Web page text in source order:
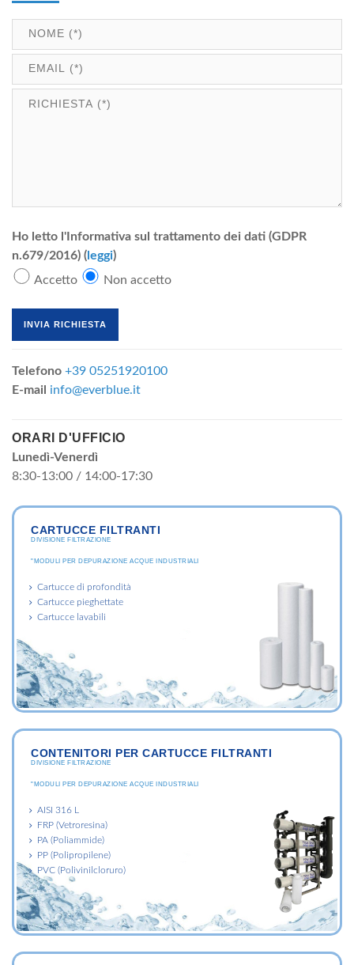
Ho letto l'Informativa sul trattamento dei dati (GDPR
n.679/2016) ( leggi)
Accetto
Non accetto
Telefono +39 05251920100
E-mail
info@everblue.it
ORARI D'UFFICIO
Lunedì-Venerdì
8:30-13:00 / 14:00-17:30
CARTUCCE FILTRANTI
DIVISIONE FILTRAZIONE
"MODULI PER DEPURAZIONE ACQUE INDUSTRIALI
Cartucce di profondità
Cartucce pieghettate
Cartucce lavabili
CONTENITORI PER CARTUCCE FILTRANTI
DIVISIONE FILTRAZIONE
"MODULI PER DEPURAZIONE ACQUE INDUSTRIALI
AISI 316 L
FRP (Vetroresina)
PA (Poliammide)
PP (Polipropilene)
PVC (Polivinilcloruro)